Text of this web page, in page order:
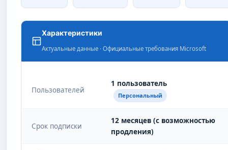
Характеристики
Актуальные данные · Официальные требования Microsoft
Пользователей
1 пользователь
Персональный
Срок подписки
12 месяцев (с возможностью
продления)